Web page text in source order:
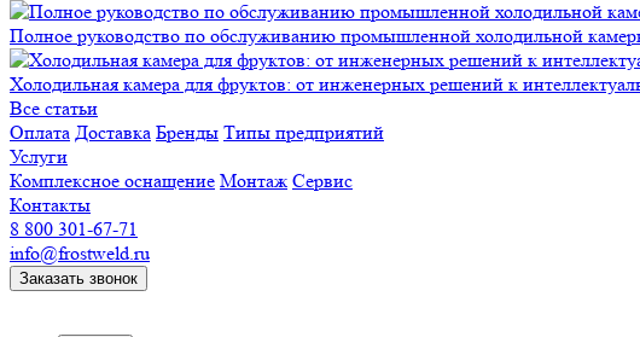
Полное руководство по обслуживанию промышленной холодильной
Холодильная камера для фруктов: от инженерных решений к
Все статьи
Оплата Доставка Бренды Типы предприятий
Услуги
Комплексное оснащение Монтаж Сервис
Контакты
8 800 301-67-71
info@frostweld.ru
Заказать звонок